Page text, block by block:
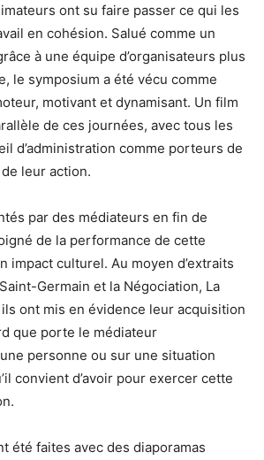
ont su faire passer ce qui les
en cohésion. Salué comme un
à une équipe d’organisateurs plus
le symposium a été vécu comme
motivant et dynamisant. Un film
de ces journées, avec tous les
d’administration comme porteurs de
leur action.
par des médiateurs en fin de
de la performance de cette
impact culturel. Au moyen d’extraits
Germain et la Négociation, La
ont mis en évidence leur acquisition
que porte le médiateur
personne ou sur une situation
convient d’avoir pour exercer cette
été faites avec des diaporamas